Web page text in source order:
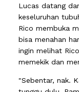
Lucas datang
keseluruhan
Rico membuka
bisa menahan
ingin melihat
memekik dan
"Sebentar, nak.